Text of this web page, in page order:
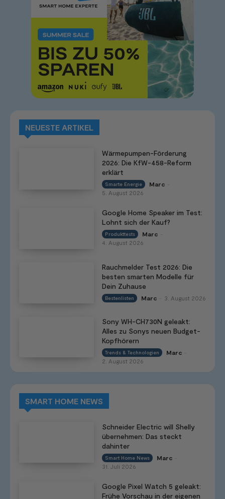
NEUESTE ARTIKEL
Wärmepumpen-Förderung
2026: Die KfW-458-Reform
erklärt
Smarte Energie Marc
5. August 2026
Google Home Speaker im Test:
Lohnt sich der Kauf?
Produkttests Marc
4. August 2026
Rauchmelder Test 2026: Die
besten smarten Modelle für
Dein Zuhause
Bestenlisten Marc 3. August 2026
Sony WH-CH730N geleakt:
Alles zu Sonys neuen Budget-
Kopfhörern
Trends & Technologien Marc
2. August 2026
SMART HOME NEWS
Schneider Electric will Shelly
übernehmen: Das steckt
dahinter
Smart Home News Marc
31. Juli 2026
Google Pixel Watch 5 geleakt:
Frühe Vorschau in der eigenen